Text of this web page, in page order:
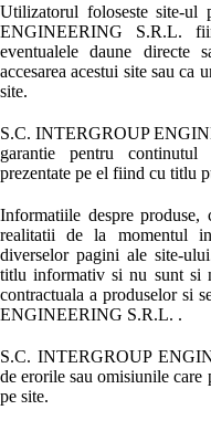
Utilizatorul foloseste site-
ENGINEERING S.R.L.
eventualele daune directe
accesarea acestui site sau
site.
S.C. INTERGROUP
garantie pentru
prezentate pe el fiind cu titlu
Informatiile despre produse,
realitatii de la momentul
diverselor pagini ale site-
titlu informativ si nu sunt si
contractuala a produselor si
ENGINEERING S.R.L. .
S.C. INTERGROUP
de erorile sau omisiunile care
pe site.